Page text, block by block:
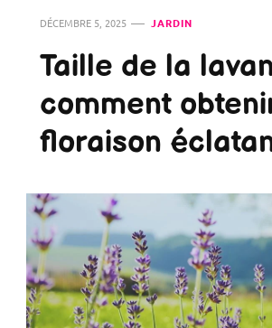
DÉCEMBRE 5, 2025 JARDIN
Taille de la
comment
floraison